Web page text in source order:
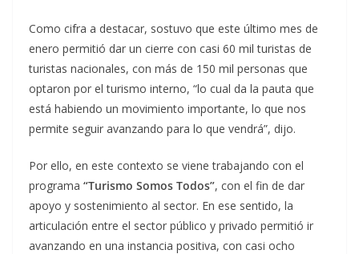
Como cifra a destacar, sostuvo que este último mes de
enero permitió dar un cierre con casi 60 mil turistas de
turistas nacionales, con más de 150 mil personas que
optaron por el turismo interno, “lo cual da la pauta que
está habiendo un movimiento importante, lo que nos
permite seguir avanzando para lo que vendrá”, dijo.
Por ello, en este contexto se viene trabajando con el
programa “Turismo Somos Todos”, con el fin de dar
apoyo y sostenimiento al sector. En ese sentido, la
articulación entre el sector público y privado permitió ir
avanzando en una instancia positiva, con casi ocho